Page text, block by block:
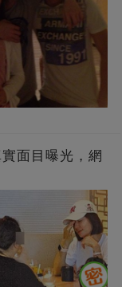
面目曝光，網